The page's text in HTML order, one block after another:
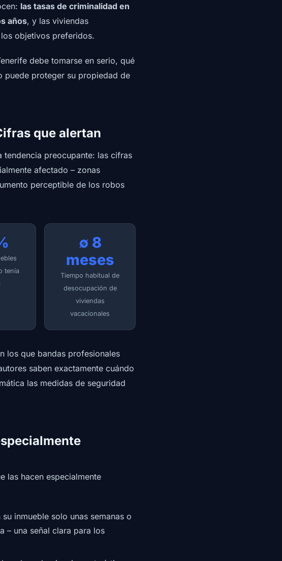
las tasas de criminalidad en
años, y las viviendas
objetivos preferidos.
debe tomarse en serio, qué
puede proteger su propiedad de
que alertan
tendencia preocupante: las cifras
afectado – zonas
perceptible de los robos
tenía
∅ 8
meses
Tiempo habitual de
desocupación de
viviendas
vacacionales
los que bandas profesionales
saben exactamente cuándo
las medidas de seguridad
las hacen especialmente
inmueble solo unas semanas o
– una señal clara para los